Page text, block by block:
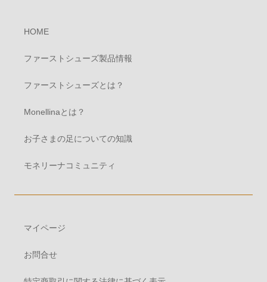
HOME
ファーストシューズ製品情報
ファーストシューズとは？
Monellinaとは？
お子さまの足についての知識
モネリーナコミュニティ
マイページ
お問合せ